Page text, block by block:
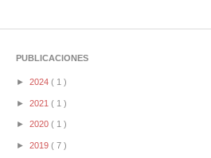
PUBLICACIONES
► 2024 ( 1 )
► 2021 ( 1 )
► 2020 ( 1 )
► 2019 ( 7 )